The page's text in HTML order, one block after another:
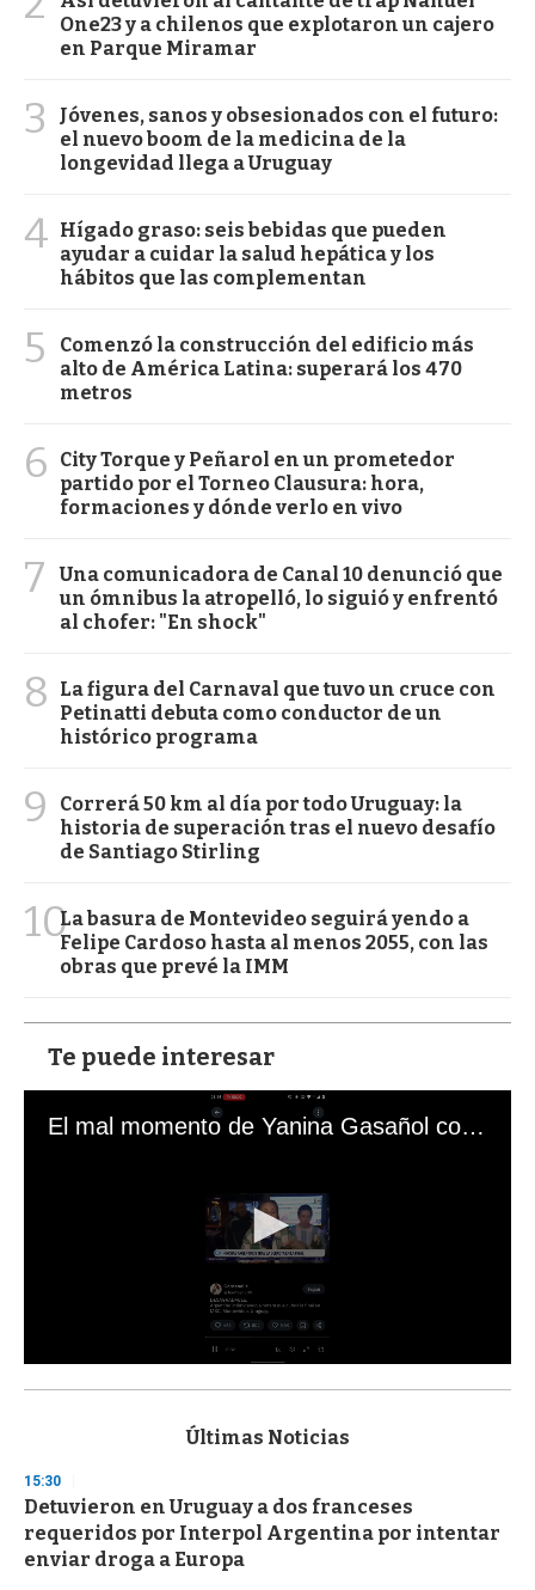
One23 y a chilenos que explotaron un cajero
en Parque Miramar
3
Jóvenes, sanos y obsesionados con el futuro:
el nuevo boom de la medicina de la
longevidad llega a Uruguay
4 Hígado graso: seis bebidas que pueden
ayudar a cuidar la salud hepática y los
hábitos que las complementan
5
Comenzó la construcción del edificio más
alto de América Latina: superará los 470
metros
6
City Torque y Peñarol en un prometedor
partido por el Torneo Clausura: hora,
formaciones y dónde verlo en vivo
7
Una comunicadora de Canal 10 denunció que
un ómnibus la atropelló, lo siguió y enfrentó
al chofer: "En shock"
8
La figura del Carnaval que tuvo un cruce con
Petinatti debuta como conductor de un
histórico programa
9
Correrá 50 km al día por todo Uruguay: la
historia de superación tras el nuevo desafío
de Santiago Stirling
10La basura de Montevideo seguirá yendo a
Felipe Cardoso hasta al menos 2055, con las
obras que prevé la IMM
Te puede interesar
El mal momento de Yanina Gasañol con un hincha argentino en "Subrayado"
s
d
s
o
f
3
Últimas Noticias
15:30
Detuvieron en Uruguay a dos franceses
requeridos por Interpol Argentina por intentar
enviar droga a Europa